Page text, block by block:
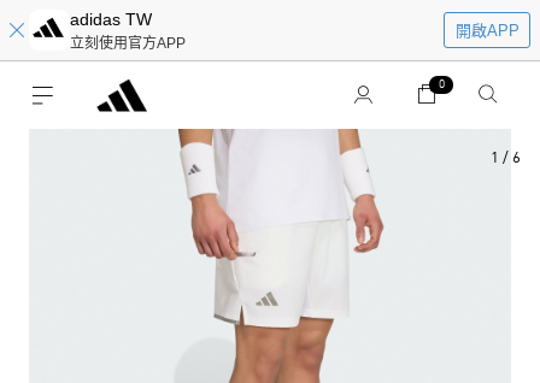
adidas TW
立刻使用官方APP
開啟APP
0
1 / 6